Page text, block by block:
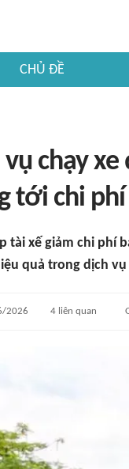
CHỦ ĐỀ
vụ chạy
tới chi phí
tài xế giảm chi
quả trong dịch
2026 4 liên quan